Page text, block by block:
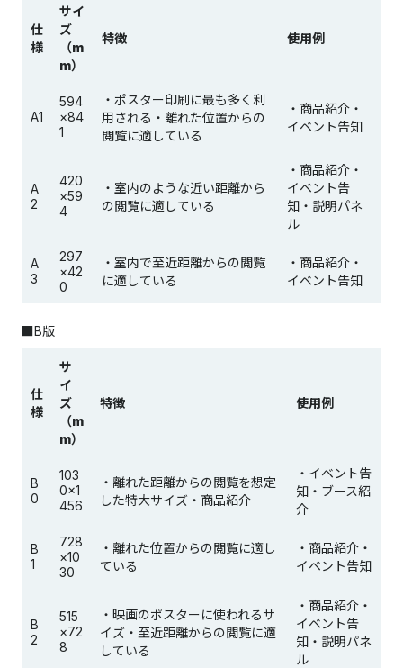
仕
様
サイ
ズ
（m
m）
特徴 使用例
A1
594
×84
1
・ポスター印刷に最も多く利
用される・離れた位置からの
閲覧に適している
・商品紹介・
イベント告知
A
2
420
×59
4
・室内のような近い距離から
の閲覧に適している
・商品紹介・
イベント告
知・説明パネ
ル
A
3
297
×42
0
・室内で至近距離からの閲覧
に適している
・商品紹介・
イベント告知
■B版
仕
様
サ
イ
ズ
（m
m）
特徴 使用例
B
0
103
0×1
456
・離れた距離からの閲覧を想定
した特大サイズ・商品紹介
・イベント告
知・ブース紹
介
B
1
728
×10
30
・離れた位置からの閲覧に適し
ている
・商品紹介・
イベント告知
B
2
515
×72
8
・映画のポスターに使われるサ
イズ・至近距離からの閲覧に適
している
・商品紹介・
イベント告
知・説明パネ
ル